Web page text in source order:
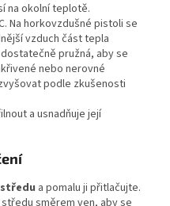
na okolní teplotě.
Na horkovzdušné pistoli se
vzduch část tepla
pružná, aby se
nebo nerovné
podle zkušenosti
a usnadňuje její
středu a pomalu ji přitlačujte.